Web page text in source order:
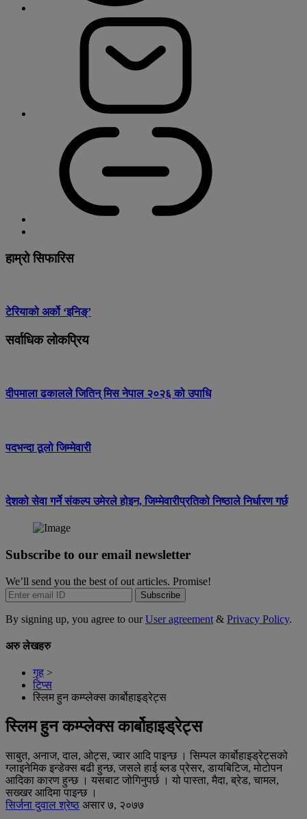
हाम्रो सिफारिस
टेरियाको अर्को ‘इनिङ्’
सर्वाधिक लोकप्रिय
दीपमाला ढकालले जितिन् मिस नेपाल २०२६ को उपाधि
पदभन्दा ठूलो जिम्मेवारी
देशको सेवा गर्ने संकल्प उमेरले होइन, जिम्मेवारीप्रतिको निष्ठाले निर्धारण गर्छ
Subscribe to our email newsletter
We’ll send you the best of out articles. Promise!
Subscribe
By signing up, you agree to ourUser agreement & Privacy Policy.
अरु लेखहरु
गृह >
टिप्स
स्लिम हुन कम्प्लेक्स कार्बोहाइड्रेट्स
स्लिम हुन कम्प्लेक्स कार्बोहाइड्रेट्स
साबुत, अनाज, दाल, ओट्स, ज्वार आदि पाइन्छ । सिम्पल कार्बोहाइड्रेट्सको
ग्लाइनेमिक इन्डेक्स बढी हुन्छ, जसले हाई ब्लड प्रेसर, डायबिटिज, मोटोपन
आदिका कारण हुन्छ । यसबाट जोगिनुपर्छ । यो पास्ता, मैदा, ब्रेड, चामल,
सख्खर आदिमा पाइन्छ ।
सिर्जना दुवाल श्रेष्ठ असार ७, २०७७